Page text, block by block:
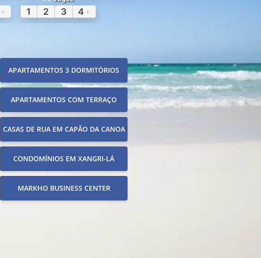
+ 1 2 3 4 +
APARTAMENTOS 3 DORMITÓRIOS
APARTAMENTOS COM TERRAÇO
CASAS DE RUA EM CAPÃO DA CANOA
CONDOMÍNIOS EM XANGRI-LÁ
MARKHO BUSINESS CENTER